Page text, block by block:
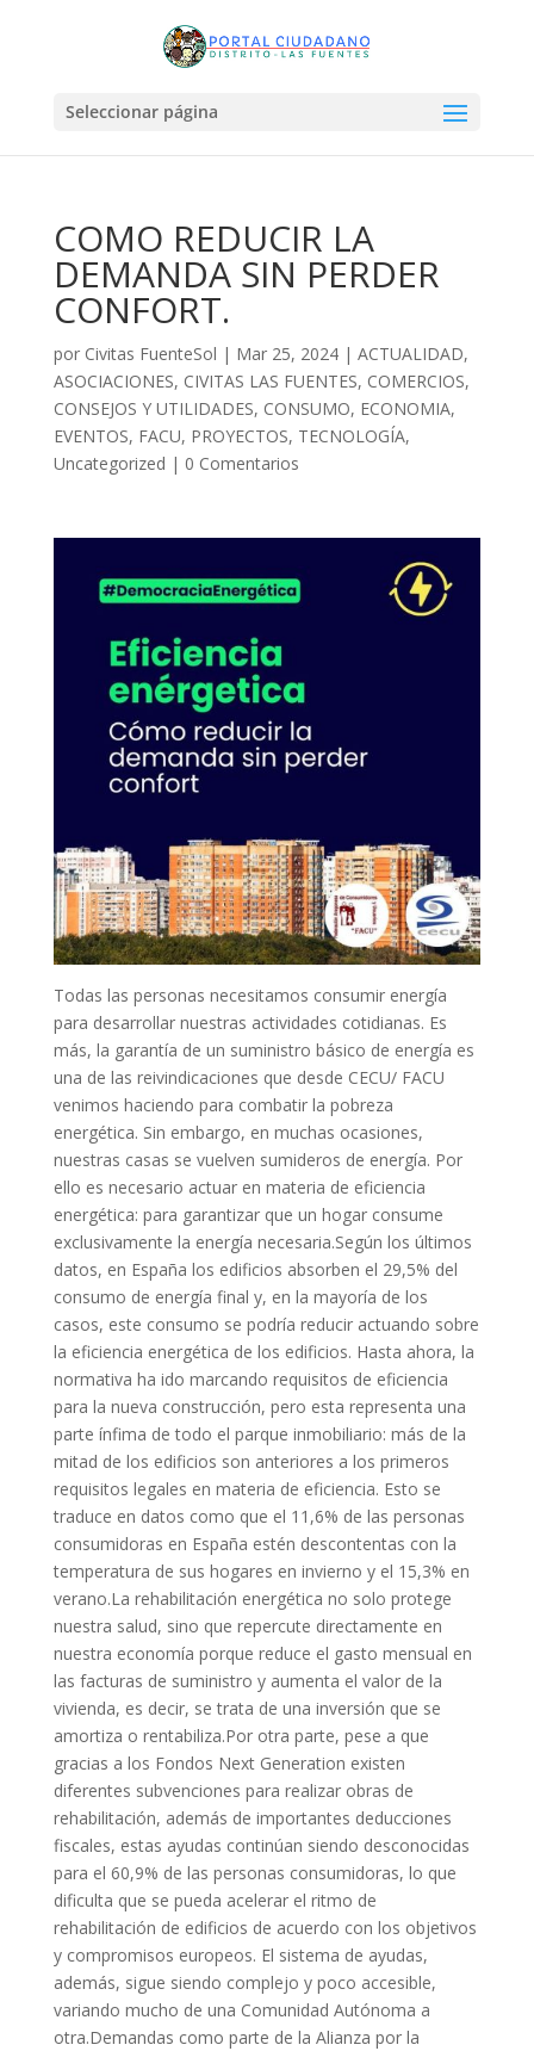
Seleccionar página
COMO REDUCIR LA
DEMANDA SIN PERDER
CONFORT.
por Civitas FuenteSol | Mar 25, 2024| ACTUALIDAD,
ASOCIACIONES, CIVITAS LAS FUENTES, COMERCIOS,
CONSEJOS Y UTILIDADES, CONSUMO, ECONOMIA,
EVENTOS, FACU, PROYECTOS, TECNOLOGÍA,
Uncategorized | 0 Comentarios
Todas las personas necesitamos consumir energía
para desarrollar nuestras actividades cotidianas. Es
más, la garantía de un suministro básico de energía es
una de las reivindicaciones que desde CECU/ FACU
venimos haciendo para combatir la pobreza
energética. Sin embargo, en muchas ocasiones,
nuestras casas se vuelven sumideros de energía. Por
ello es necesario actuar en materia de eficiencia
energética: para garantizar que un hogar consume
exclusivamente la energía necesaria.Según los últimos
datos, en España los edificios absorben el 29,5% del
consumo de energía final y, en la mayoría de los
casos, este consumo se podría reducir actuando sobre
la eficiencia energética de los edificios. Hasta ahora, la
normativa ha ido marcando requisitos de eficiencia
para la nueva construcción, pero esta representa una
parte ínfima de todo el parque inmobiliario: más de la
mitad de los edificios son anteriores a los primeros
requisitos legales en materia de eficiencia. Esto se
traduce en datos como que el 11,6% de las personas
consumidoras en España estén descontentas con la
temperatura de sus hogares en invierno y el 15,3% en
verano.La rehabilitación energética no solo protege
nuestra salud, sino que repercute directamente en
nuestra economía porque reduce el gasto mensual en
las facturas de suministro y aumenta el valor de la
vivienda, es decir, se trata de una inversión que se
amortiza o rentabiliza.Por otra parte, pese a que
gracias a los Fondos Next Generation existen
diferentes subvenciones para realizar obras de
rehabilitación, además de importantes deducciones
fiscales, estas ayudas continúan siendo desconocidas
para el 60,9% de las personas consumidoras, lo que
dificulta que se pueda acelerar el ritmo de
rehabilitación de edificios de acuerdo con los objetivos
y compromisos europeos. El sistema de ayudas,
además, sigue siendo complejo y poco accesible,
variando mucho de una Comunidad Autónoma a
otra.Demandas como parte de la Alianza por la